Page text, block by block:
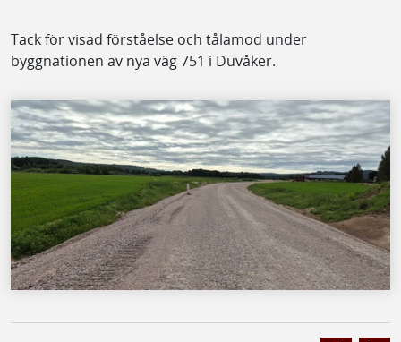
Tack för visad förståelse och tålamod under
byggnationen av nya väg 751 i Duvåker.